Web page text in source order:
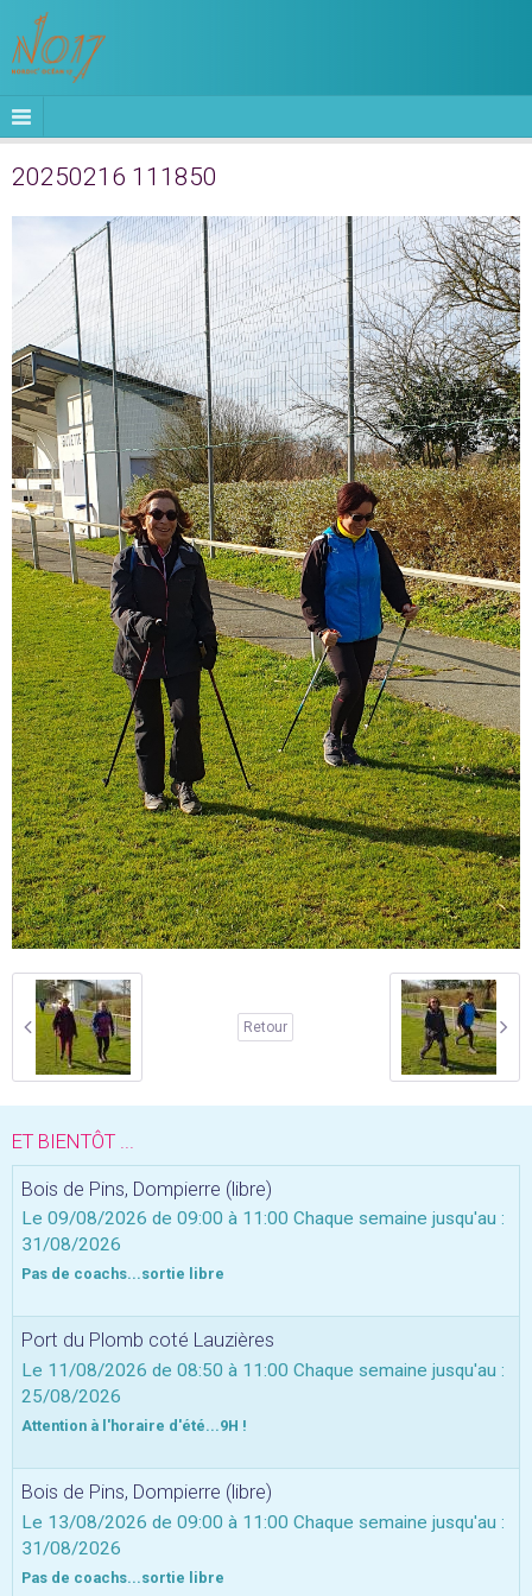
20250216 111850
Retour
ET BIENTÔT ...
Bois de Pins, Dompierre (libre)
Le 09/08/2026 de 09:00 à 11:00 Chaque semaine jusqu'au :
31/08/2026
Pas de coachs...sortie libre
Port du Plomb coté Lauzières
Le 11/08/2026 de 08:50 à 11:00 Chaque semaine jusqu'au :
25/08/2026
Attention à l'horaire d'été...9H !
Bois de Pins, Dompierre (libre)
Le 13/08/2026 de 09:00 à 11:00 Chaque semaine jusqu'au :
31/08/2026
Pas de coachs...sortie libre